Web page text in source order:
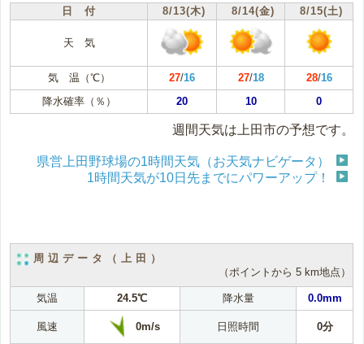
日 付 8/13(木) 8/14(金) 8/15(土)
天 気
気 温（℃） 27/16 27/18 28/16
降水確率（％）
20 10 0
週間天気は上田市の予想です。
県営上田野球場の1時間天気（お天気ナビゲータ）
1時間天気が10日先までにパワーアップ！
周辺データ（上田）
（ポイントから 5 km地点）
気温 24.5℃ 降水量 0.0mm
風速 0m/s 日照時間 0分